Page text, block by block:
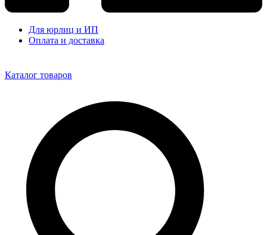
Для юрлиц и ИП
Оплата и доставка
Каталог товаров